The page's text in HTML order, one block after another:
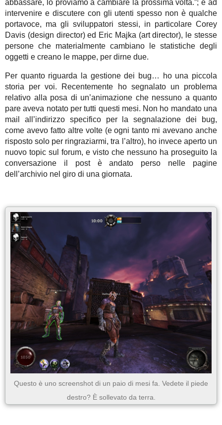
abbassare, lo proviamo a cambiare la prossima volta.”; e ad
intervenire e discutere con gli utenti spesso non è qualche
portavoce, ma gli sviluppatori stessi, in particolare Corey
Davis (design director) ed Eric Majka (art director), le stesse
persone che materialmente cambiano le statistiche degli
oggetti e creano le mappe, per dirne due.
Per quanto riguarda la gestione dei bug… ho una piccola
storia per voi. Recentemente ho segnalato un problema
relativo alla posa di un’animazione che nessuno a quanto
pare aveva notato per tutti questi mesi. Non ho mandato una
mail all’indirizzo specifico per la segnalazione dei bug,
come avevo fatto altre volte (e ogni tanto mi avevano anche
risposto solo per ringraziarmi, tra l’altro), ho invece aperto un
nuovo topic sul forum, e visto che nessuno ha proseguito la
conversazione il post è andato perso nelle pagine
dell’archivio nel giro di una giornata.
Questo è uno screenshot di un paio di mesi fa. Vedete il piede
destro? È sollevato da terra.